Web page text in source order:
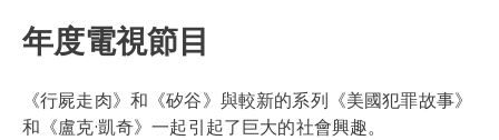
年度電視節目
《行屍走肉》和《矽谷》與較新的系列《美國犯罪故事》
和《盧克·凱奇》一起引起了巨大的社會興趣。